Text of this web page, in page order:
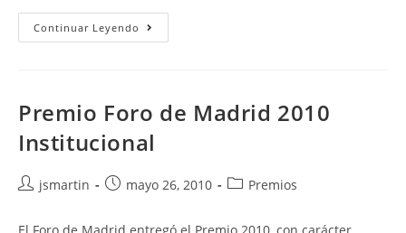
Continuar Leyendo Premio
Foro
Premio Foro de Madrid 2010
Institucional
Autor
la
jsmartin
Publicación
la
mayo 26, 2010
Categoría
la
Premios